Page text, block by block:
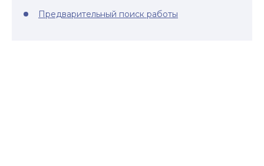
Предварительный поиск работы